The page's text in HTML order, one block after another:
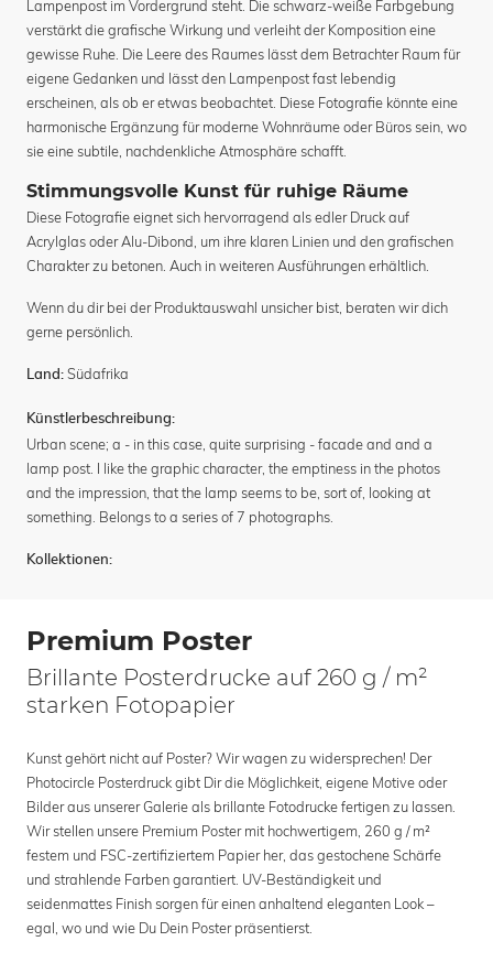
Lampenpost im Vordergrund steht. Die schwarz-weiße Farbgebung
verstärkt die grafische Wirkung und verleiht der Komposition eine
gewisse Ruhe. Die Leere des Raumes lässt dem Betrachter Raum für
eigene Gedanken und lässt den Lampenpost fast lebendig
erscheinen, als ob er etwas beobachtet. Diese Fotografie könnte eine
harmonische Ergänzung für moderne Wohnräume oder Büros sein, wo
sie eine subtile, nachdenkliche Atmosphäre schafft.
Stimmungsvolle Kunst für ruhige Räume
Diese Fotografie eignet sich hervorragend als edler Druck auf
Acrylglas oder Alu-Dibond, um ihre klaren Linien und den grafischen
Charakter zu betonen. Auch in weiteren Ausführungen erhältlich.
Wenn du dir bei der Produktauswahl unsicher bist, beraten wir dich
gerne persönlich.
Land: Südafrika
Künstlerbeschreibung:
Urban scene; a - in this case, quite surprising - facade and and a
lamp post. I like the graphic character, the emptiness in the photos
and the impression, that the lamp seems to be, sort of, looking at
something. Belongs to a series of 7 photographs.
Kollektionen:
Premium Poster
Brillante Posterdrucke auf 260 g / m²
starken Fotopapier
Kunst gehört nicht auf Poster? Wir wagen zu widersprechen! Der
Photocircle Posterdruck gibt Dir die Möglichkeit, eigene Motive oder
Bilder aus unserer Galerie als brillante Fotodrucke fertigen zu lassen.
Wir stellen unsere Premium Poster mit hochwertigem, 260 g / m²
festem und FSC-zertifiziertem Papier her, das gestochene Schärfe
und strahlende Farben garantiert. UV-Beständigkeit und
seidenmattes Finish sorgen für einen anhaltend eleganten Look –
egal, wo und wie Du Dein Poster präsentierst.